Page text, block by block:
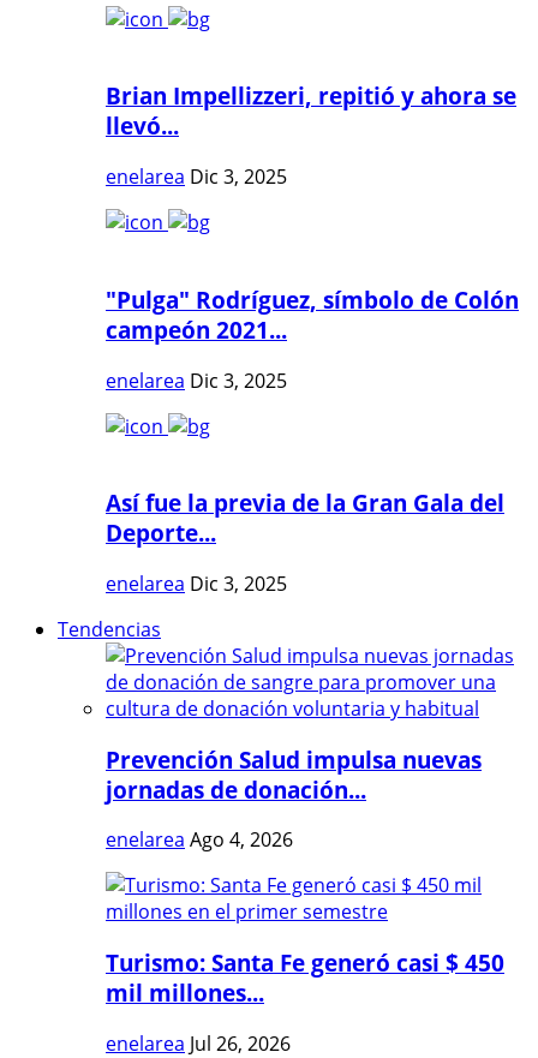
Brian Impellizzeri, repitió y ahora se
llevó...
enelarea Dic 3, 2025
"Pulga" Rodríguez, símbolo de Colón
campeón 2021...
enelarea Dic 3, 2025
Así fue la previa de la Gran Gala del
Deporte...
enelarea Dic 3, 2025
Tendencias
Prevención Salud impulsa nuevas
jornadas de donación...
enelarea Ago 4, 2026
Turismo: Santa Fe generó casi $ 450
mil millones...
enelarea Jul 26, 2026